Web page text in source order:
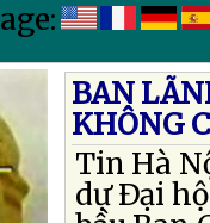
BAN
KHÔNG
Tin Hà
dự Ðại